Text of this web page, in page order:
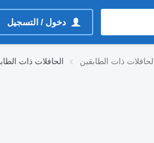
دخول / التسجيل
الحافلات ذات